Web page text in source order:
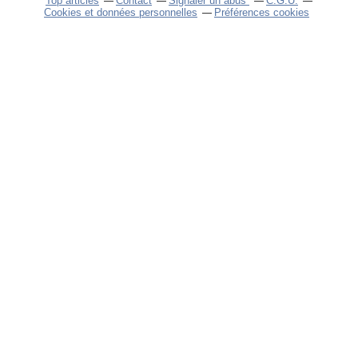
Cookies et données personnelles
Préférences cookies